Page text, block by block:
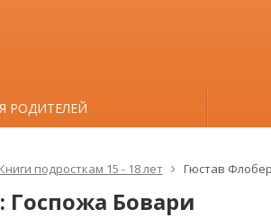
РОДИТЕЛЕЙ
Книги подросткам 15 - 18 лет Гюстав
Госпожа Бовари